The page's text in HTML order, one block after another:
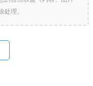
理。